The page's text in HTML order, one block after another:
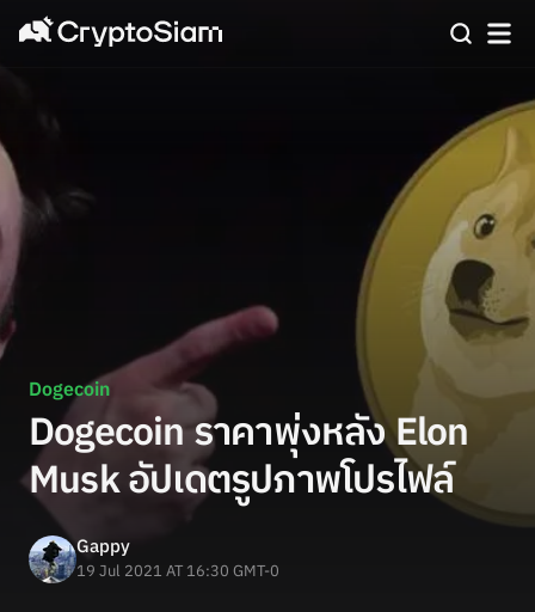
Dogecoin
Dogecoin ราคาพุ่งหลัง Elon
Musk อัปเดตรูปภาพโปรไฟล์
Gappy
19 Jul 2021 AT 16:30 GMT-0